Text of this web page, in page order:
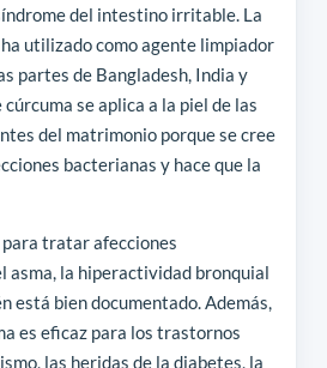
del intestino irritable. La
utilizado como agente limpiador
partes de Bangladesh, India y
se aplica a la piel de las
del matrimonio porque se cree
bacterianas y hace que la
para tratar afecciones
asma, la hiperactividad bronquial
está bien documentado. Además,
es eficaz para los trastornos
las heridas de la diabetes, la